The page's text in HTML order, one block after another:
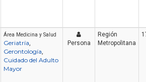
Área Medicina y Salud
Geriatría,
Gerontología,
Cuidado del Adulto
Mayor
Persona
Región
Metropolitana